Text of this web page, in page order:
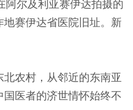
尔及利亚赛伊达拍摄的
赛伊达省医院旧址。新
农村，从邻近的东南亚
医者的济世情怀始终不